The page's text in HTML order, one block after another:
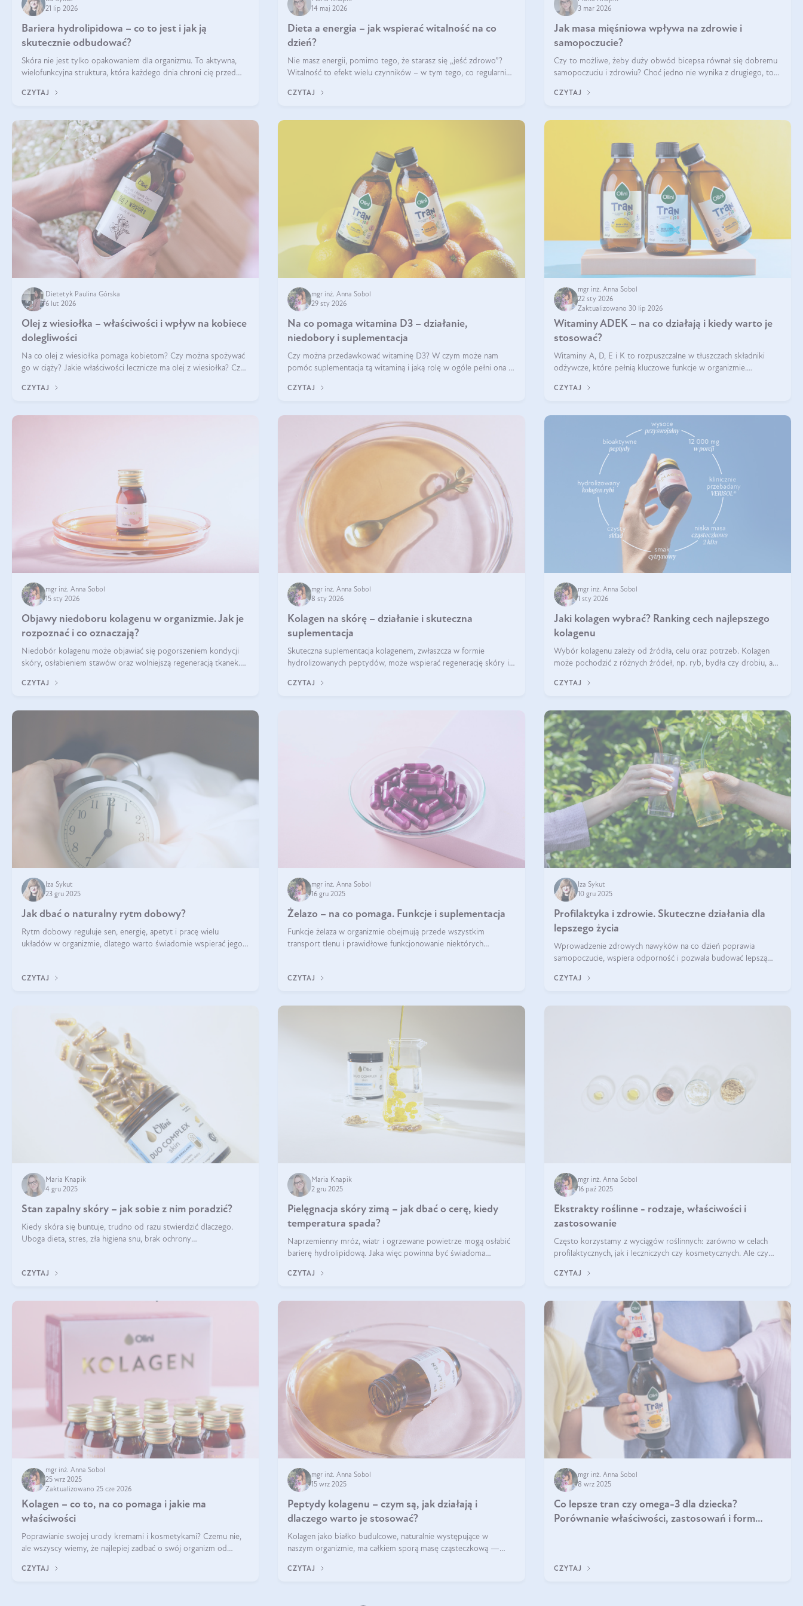
21 lip 2026
Bariera hydrolipidowa – co to jest i jak ją
skutecznie odbudować?
Skóra nie jest tylko opakowaniem dla organizmu. To aktywna,
wielofunkcyjna struktura, która każdego dnia chroni cię przed
środowiskowymi. Jednym z jej kluczowych elementów jest
CZYTAJ
14 maj 2026
Dieta a energia – jak wspierać witalność na co
dzień?
Nie masz energii, pomimo tego, że starasz się „jeść zdrowo”?
Witalność to efekt wielu czynników – w tym tego, co regularnie
się w zależności od osoby
CZYTAJ
3 mar 2026
Jak masa mięśniowa wpływa na zdrowie i
samopoczucie?
Czy to możliwe, żeby duży obwód bicepsa równał się dobremu
samopoczuciu i zdrowiu? Choć jedno nie wynika z drugiego, to
poprawić jakość życia. W jaki sposób? W tym wpisie wszystko
CZYTAJ
Dietetyk Paulina Górska
6 lut 2026
Olej z wiesiołka – właściwości i wpływ na kobiece
dolegliwości
Na co olej z wiesiołka pomaga kobietom? Czy można spożywać
go w ciąży? Jakie właściwości lecznicze ma olej z wiesiołka? Czy
efekty? Jaka jes
CZYTAJ
mgr inż. Anna Sobol
29 sty 2026
Na co pomaga witamina D3 – działanie,
niedobory i suplementacja
Czy można przedawkować witaminę D3? W czym może nam
pomóc suplementacja tą witaminą i jaką rolę w ogóle pełni ona w
zalecane jest jesienią i zimą, ale czy wiesz, dlaczego warto to
CZYTAJ
mgr inż. Anna Sobol
22 sty 2026
Zaktualizowano 30 lip 2026
Witaminy ADEK – na co działają i kiedy warto je
stosować?
Witaminy A, D, E i K to rozpuszczalne w tłuszczach składniki
odżywcze, które pełnią kluczowe funkcje w organizmie.
krzepliwość krwi oraz mineralizację kości.
CZYTAJ
mgr inż. Anna Sobol
15 sty 2026
Objawy niedoboru kolagenu w organizmie. Jak je
rozpoznać i co oznaczają?
Niedobór kolagenu może objawiać się pogorszeniem kondycji
skóry, osłabieniem stawów oraz wolniejszą regeneracją tkanek.
skóry, bóle stawów, łamliwość paznokci oraz osłabienie włosów.
CZYTAJ
mgr inż. Anna Sobol
8 sty 2026
Kolagen na skórę – działanie i skuteczna
suplementacja
Skuteczna suplementacja kolagenem, zwłaszcza w formie
hydrolizowanych peptydów, może wspierać regenerację skóry i
regularnością stosowania.
CZYTAJ
mgr inż. Anna Sobol
1 sty 2026
Jaki kolagen wybrać? Ranking cech najlepszego
kolagenu
Wybór kolagenu zależy od źródła, celu oraz potrzeb. Kolagen
może pochodzić z różnych źródeł, np. ryb, bydła czy drobiu, a
sprawdza się kolagen rybi, a dla wspierania stawów — kolagen
CZYTAJ
Iza Sykut
23 gru 2025
Jak dbać o naturalny rytm dobowy?
Rytm dobowy reguluje sen, energię, apetyt i pracę wielu
układów w organizmie, dlatego warto świadomie wspierać jego
CZYTAJ
mgr inż. Anna Sobol
16 gru 2025
Żelazo – na co pomaga. Funkcje i suplementacja
Funkcje żelaza w organizmie obejmują przede wszystkim
transport tlenu i prawidłowe funkcjonowanie niektórych
etapie życia.
CZYTAJ
Iza Sykut
10 gru 2025
Profilaktyka i zdrowie. Skuteczne działania dla
lepszego życia
Wprowadzenie zdrowych nawyków na co dzień poprawia
samopoczucie, wspiera odporność i pozwala budować lepszą
CZYTAJ
Maria Knapik
4 gru 2025
Stan zapalny skóry – jak sobie z nim poradzić?
Kiedy skóra się buntuje, trudno od razu stwierdzić dlaczego.
Uboga dieta, stres, zła higiena snu, brak ochrony
CZYTAJ
Maria Knapik
2 gru 2025
Pielęgnacja skóry zimą – jak dbać o cerę, kiedy
temperatura spada?
Naprzemienny mróz, wiatr i ogrzewane powietrze mogą osłabić
barierę hydrolipidową. Jaka więc powinna być świadoma
CZYTAJ
mgr inż. Anna Sobol
16 paź 2025
Ekstrakty roślinne - rodzaje, właściwości i
zastosowanie
Często korzystamy z wyciągów roślinnych: zarówno w celach
profilaktycznych, jak i leczniczych czy kosmetycznych. Ale czy
tych substancji z roślin?
CZYTAJ
mgr inż. Anna Sobol
25 wrz 2025
Zaktualizowano 25 cze 2026
Kolagen – co to, na co pomaga i jakie ma
właściwości
Poprawianie swojej urody kremami i kosmetykami? Czemu nie,
ale wszyscy wiemy, że najlepiej zadbać o swój organizm od
zewnętrzny prezentował się zdrowo i atrakcyjnie. Stosowanie
CZYTAJ
mgr inż. Anna Sobol
15 wrz 2025
Peptydy kolagenu – czym są, jak działają i
dlaczego warto je stosować?
Kolagen jako białko budulcowe, naturalnie występujące w
naszym organizmie, ma całkiem sporą masę cząsteczkową —
formie, byłby trudno strawialny. Aby był lepiej przyswajalny i
CZYTAJ
mgr inż. Anna Sobol
8 wrz 2025
Co lepsze tran czy omega-3 dla dziecka?
Porównanie właściwości, zastosowań i form
CZYTAJ